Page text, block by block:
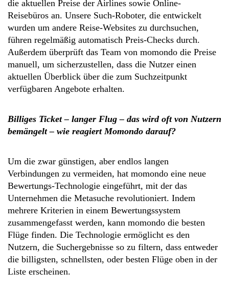
die aktuellen Preise der Airlines sowie Online-
Reisebüros an. Unsere Such-Roboter, die entwickelt
wurden um andere Reise-Websites zu durchsuchen,
führen regelmäßig automatisch Preis-Checks durch.
Außerdem überprüft das Team von momondo die Preise
manuell, um sicherzustellen, dass die Nutzer einen
aktuellen Überblick über die zum Suchzeitpunkt
verfügbaren Angebote erhalten.
Billiges Ticket – langer Flug – das wird oft von Nutzern
bemängelt – wie reagiert Momondo darauf?
Um die zwar günstigen, aber endlos langen
Verbindungen zu vermeiden, hat momondo eine neue
Bewertungs-Technologie eingeführt, mit der das
Unternehmen die Metasuche revolutioniert. Indem
mehrere Kriterien in einem Bewertungssystem
zusammengefasst werden, kann momondo die besten
Flüge finden. Die Technologie ermöglicht es den
Nutzern, die Suchergebnisse so zu filtern, dass entweder
die billigsten, schnellsten, oder besten Flüge oben in der
Liste erscheinen.